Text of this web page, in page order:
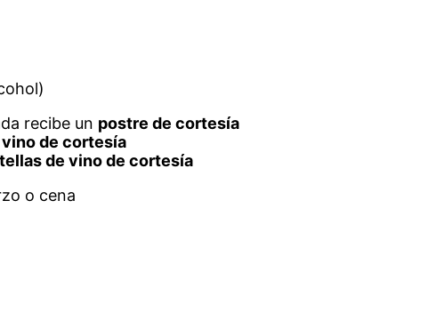
recibe un postre de cortesía
de cortesía
de vino de cortesía
o cena